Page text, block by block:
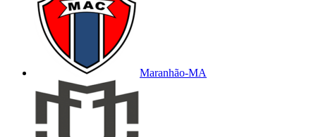
Maranhão-MA